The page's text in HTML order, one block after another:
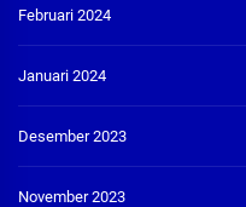
Februari 2024
Januari 2024
Desember 2023
November 2023